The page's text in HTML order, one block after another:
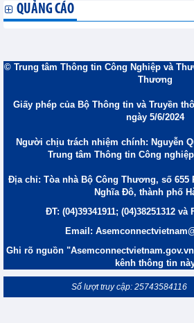
QUẢNG CÁO
© Trung tâm Thông tin Công Nghiệp và
Thương
Giấy phép của Bộ Thông tin và Truyền
ngày 5/6/2024
Người chịu trách nhiệm chính: Nguyễn
Trung tâm Thông tin Công
Địa chỉ: Tòa nhà Bộ Công Thương, số
Nghĩa Đô, thành phố
ĐT: (04)39341911; (04)38251312 và
Email:
Ghi rõ nguồn
kênh thông tin
Số lượt truy cập: 25743584116